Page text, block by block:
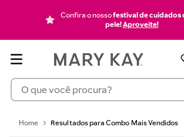
Confira o nossofestival de cuidados
pele!Aproveite!
O que você procura?
Combo Mais Vendidos
pó
mascara cilios
protetor solar
10 pincel